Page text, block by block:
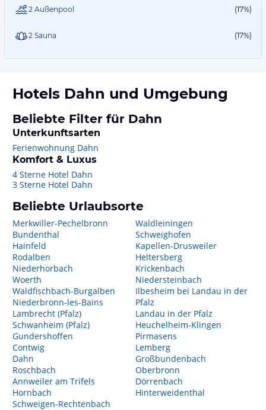
2 Außenpool (17%)
2 Sauna (17%)
Hotels Dahn und Umgebung
Beliebte Filter für Dahn
Unterkunftsarten
Ferienwohnung Dahn
Komfort & Luxus
4 Sterne Hotel Dahn
3 Sterne Hotel Dahn
Beliebte Urlaubsorte
Merkwiller-Pechelbronn
Bundenthal
Hainfeld
Rodalben
Niederhorbach
Woerth
Waldfischbach-Burgalben
Niederbronn-les-Bains
Lambrecht (Pfalz)
Schwanheim (Pfalz)
Gundershoffen
Contwig
Dahn
Roschbach
Annweiler am Trifels
Hornbach
Schweigen-Rechtenbach
Waldleiningen
Schweighofen
Kapellen-Drusweiler
Heltersberg
Krickenbach
Niedersteinbach
Ilbesheim bei Landau in der
Pfalz
Landau in der Pfalz
Heuchelheim-Klingen
Pirmasens
Lemberg
Großbundenbach
Oberbronn
Dörrenbach
Hinterweidenthal